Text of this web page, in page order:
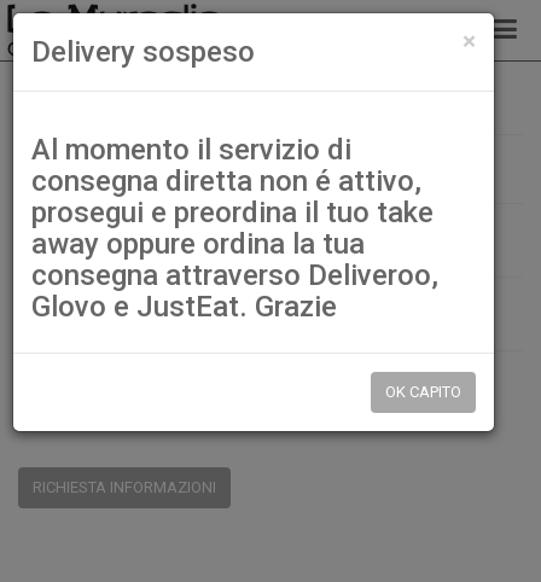
46a. Cucina dello chef
€ 8,00
DISP.:9999pz. QTÀ:
RICHIESTA INFORMAZIONI
×
Delivery sospeso
Al momento il servizio di
consegna diretta non é attivo,
prosegui e preordina il tuo take
away oppure ordina la tua
consegna attraverso Deliveroo,
Glovo e JustEat. Grazie
OK CAPITO